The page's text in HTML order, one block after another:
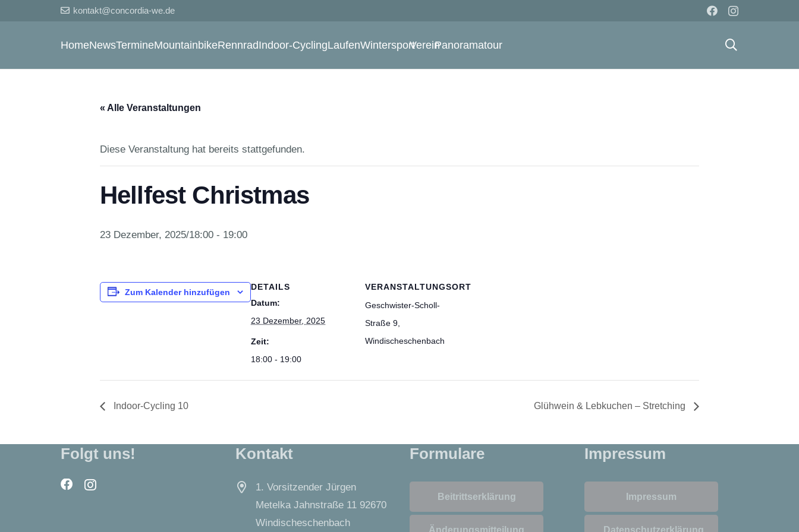
kontakt@concordia-we.de
HomeNewsTermineMountainbikeRennradIndoor-CyclingLaufenWintersportVereinPanoramatour
« Alle Veranstaltungen
Diese Veranstaltung hat bereits stattgefunden.
Hellfest Christmas
23 Dezember, 2025/18:00 - 19:00
Zum Kalender hinzufügen
DETAILS
Datum:
23 Dezember, 2025
Zeit:
18:00 - 19:00
VERANSTALTUNGSORT
Geschwister-Scholl-
Straße 9,
Windischeschenbach
Indoor-Cycling 10 Glühwein & Lebkuchen – Stretching
Folgt uns! Kontakt
1. Vorsitzender Jürgen
Metelka Jahnstraße 11 92670
Windischeschenbach
Formulare
Beitrittserklärung
Impressum
Impressum